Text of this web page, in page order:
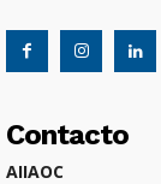
Contacto
AIIAOC